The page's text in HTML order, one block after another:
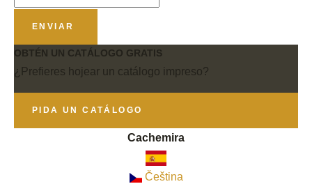
ENVIAR
OBTÉN UN CATÁLOGO GRATIS
¿Prefieres hojear un catálogo impreso?
PIDA UN CATÁLOGO
Cachemira
Čeština